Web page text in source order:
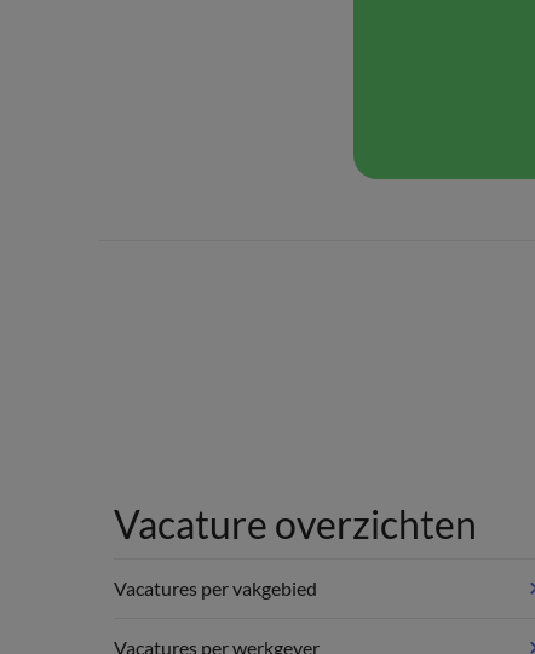
Vacature overzichten
Vacatures per vakgebied
Vacatures per werkgever